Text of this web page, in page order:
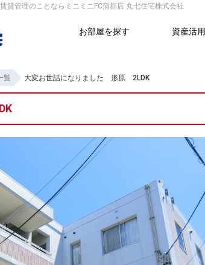
管理のことならミニミニFC蒲郡店 丸七住宅株式会社
お部屋を探す 資産活用
覧 大変お世話になりました 形原 2LDK